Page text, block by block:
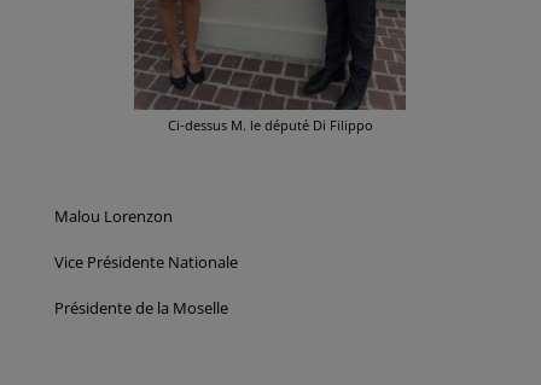
Ci-dessus M. le député Di Filippo
Malou Lorenzon
Vice Présidente Nationale
Présidente de la Moselle